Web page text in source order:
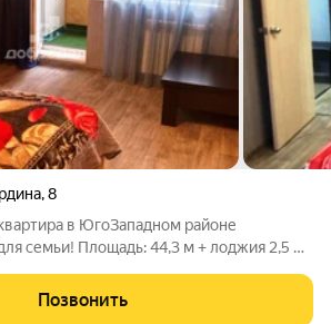
,8
в ЮгоЗападном районе
семьи! Площадь: 44,3 м + лоджия 2,5 м.
Что вас порадует в этой
Удобная
Позвонить